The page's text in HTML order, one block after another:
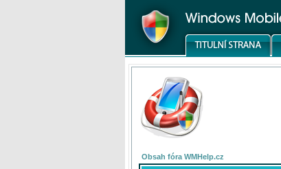
Obsah fóra WMHelp.cz